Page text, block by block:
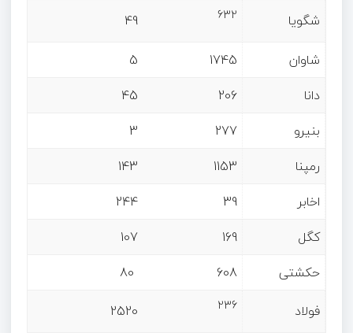
شگویا
632
49
شاوان
1745
5
دانا
206
45
بنیرو
277
3
رمپنا
1153
143
اخابر
39
244
کگل
169
107
حکشتی‌
608
فولاد
236
2520